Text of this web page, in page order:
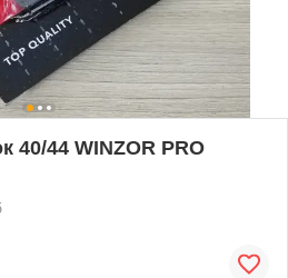
40/44 WINZOR PRO